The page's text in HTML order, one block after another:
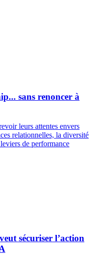
sans renoncer à
leurs attentes envers
relationnelles, la diversité
de performance
sécuriser l’action